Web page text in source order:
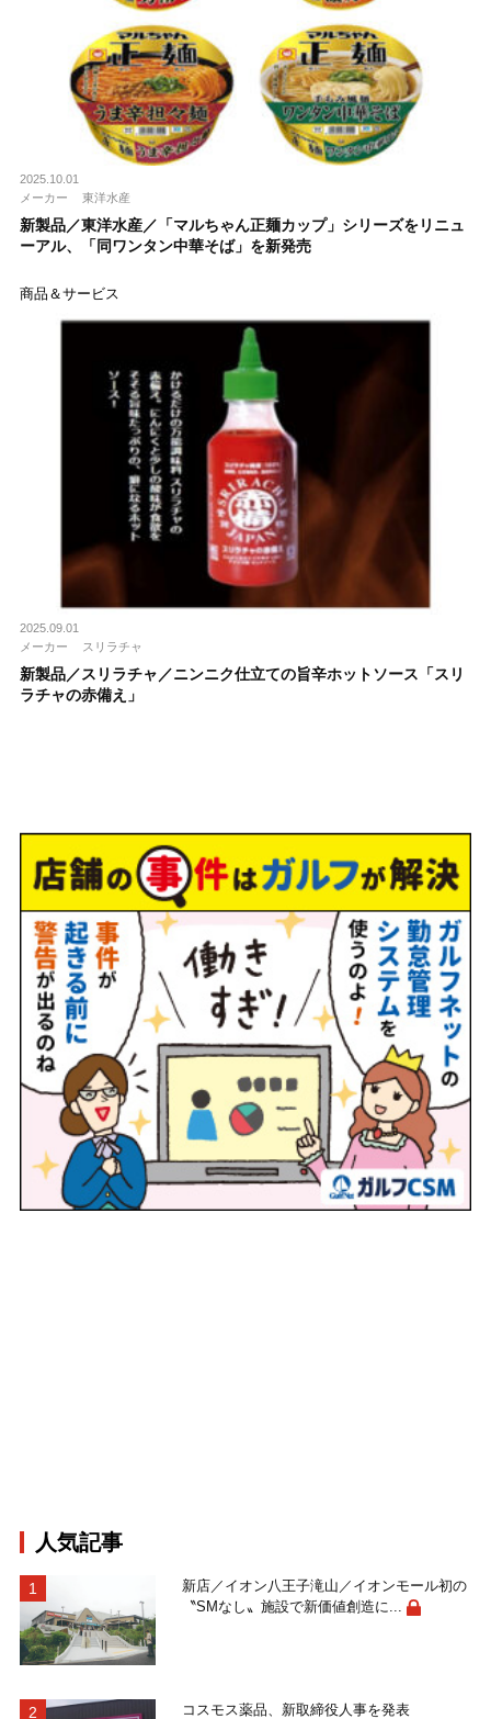
2025.10.01
メーカー
東洋水産
新製品／東洋水産／「マルちゃん正麺カップ」シリーズをリニュ
ーアル、「同ワンタン中華そば」を新発売
商品＆サービス
2025.09.01
メーカー
スリラチャ
新製品／スリラチャ／ニンニク仕立ての旨辛ホットソース「スリ
ラチャの赤備え」
人気記事
新店／イオン八王子滝山／イオンモール初の
〝SMなし〟施設で新価値創造に...
コスモス薬品、新取締役人事を発表